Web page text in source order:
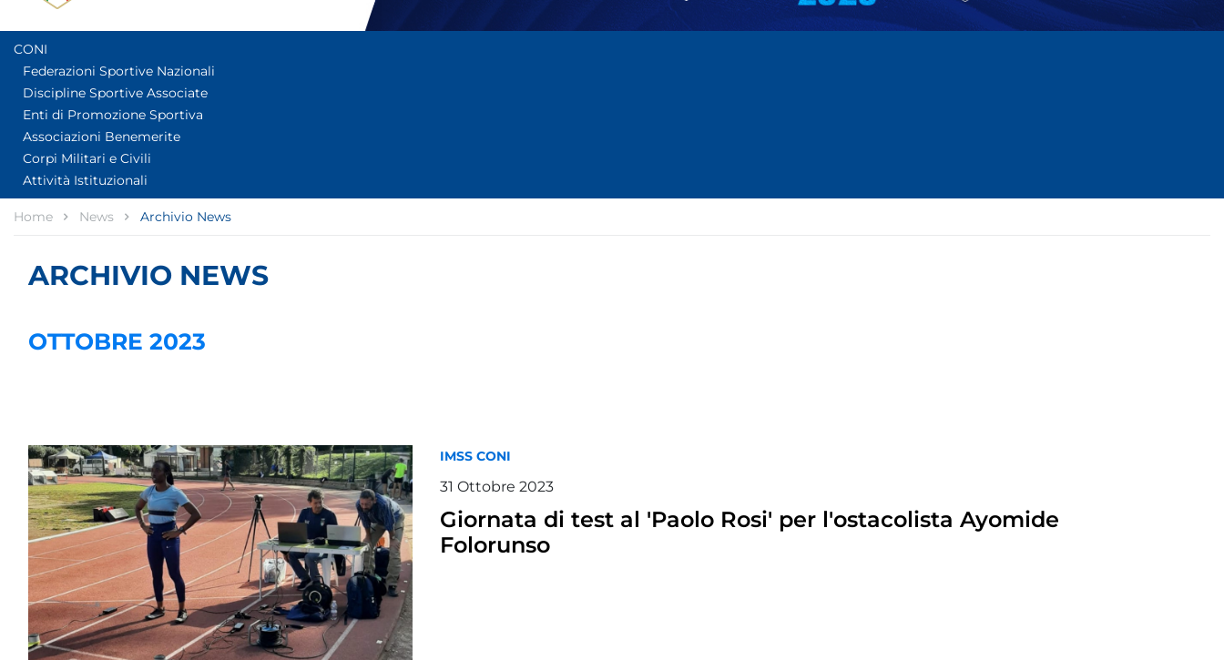
CONI
Federazioni Sportive Nazionali
Discipline Sportive Associate
Enti di Promozione Sportiva
Associazioni Benemerite
Corpi Militari e Civili
Attività Istituzionali
Home News Archivio News
ARCHIVIO NEWS
OTTOBRE 2023
IMSS CONI
31 Ottobre 2023
Giornata di test al 'Paolo Rosi' per l'ostacolista Ayomide
Folorunso